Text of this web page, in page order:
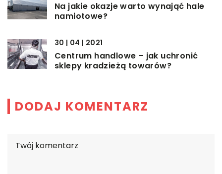
Na jakie okazje warto wynająć hale
namiotowe?
30 | 04 | 2021
Centrum handlowe – jak uchronić
sklepy kradzieżą towarów?
DODAJ KOMENTARZ